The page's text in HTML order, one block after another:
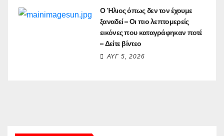
Ο Ήλιος όπως δεν τον έχουμε
ξαναδεί – Οι πιο λεπτομερείς
εικόνες που καταγράφηκαν ποτέ
– Δείτε βίντεο
ΑΥΓ 5, 2026